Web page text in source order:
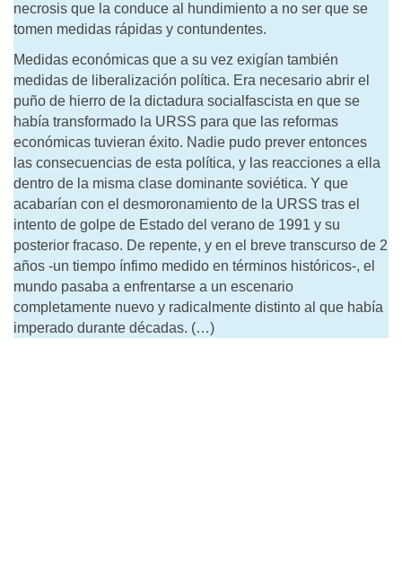
necrosis que la conduce al hundimiento a no ser que se
tomen medidas rápidas y contundentes.
Medidas económicas que a su vez exigían también
medidas de liberalización política. Era necesario abrir el
puño de hierro de la dictadura socialfascista en que se
había transformado la URSS para que las reformas
económicas tuvieran éxito. Nadie pudo prever entonces
las consecuencias de esta política, y las reacciones a ella
dentro de la misma clase dominante soviética. Y que
acabarían con el desmoronamiento de la URSS tras el
intento de golpe de Estado del verano de 1991 y su
posterior fracaso. De repente, y en el breve transcurso de 2
años -un tiempo ínfimo medido en términos históricos-, el
mundo pasaba a enfrentarse a un escenario
completamente nuevo y radicalmente distinto al que había
imperado durante décadas. (…)